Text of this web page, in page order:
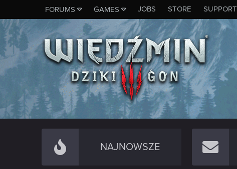
FORUMS GAMES JOBS STORE SUPPORT
NAJNOWSZE